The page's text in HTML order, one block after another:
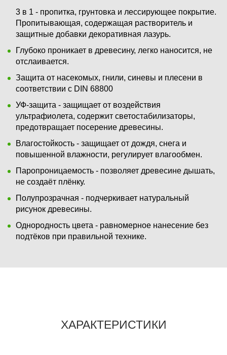
3 в 1 - пропитка, грунтовка и лессирующее покрытие.
Пропитывающая, содержащая растворитель и
защитные добавки декоративная лазурь.
Глубоко проникает в древесину, легко наносится, не
отслаивается.
Защита от насекомых, гнили, синевы и плесени в
соответствии с DIN 68800
УФ-защита - защищает от воздействия
ультрафиолета, содержит светостабилизаторы,
предотвращает посерение древесины.
Влагостойкость - защищает от дождя, снега и
повышенной влажности, регулирует влагообмен.
Паропроницаемость - позволяет древесине дышать,
не создаёт плёнку.
Полупрозрачная - подчеркивает натуральный
рисунок древесины.
Однородность цвета - равномерное нанесение без
подтёков при правильной технике.
ХАРАКТЕРИСТИКИ